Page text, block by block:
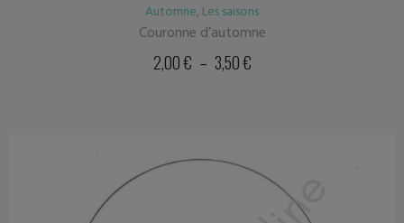
Automne,Les saisons
Couronne d’automne
2,00€ – 3,50€